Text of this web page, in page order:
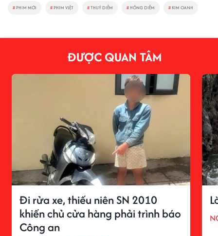
# PHIM MỚI # PHIM VIỆT #THUÝ DIỄM # HỒNG DIỄM # KIM OANH
ĐƯỢC QUAN TÂM
Đi rửa xe, thiếu niên SN 2010
khiến chủ cửa hàng phải trình báo
Công an